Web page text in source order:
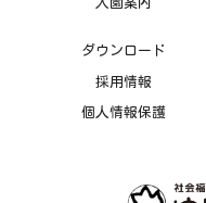
ダウンロード
採用情報
個人情報保護